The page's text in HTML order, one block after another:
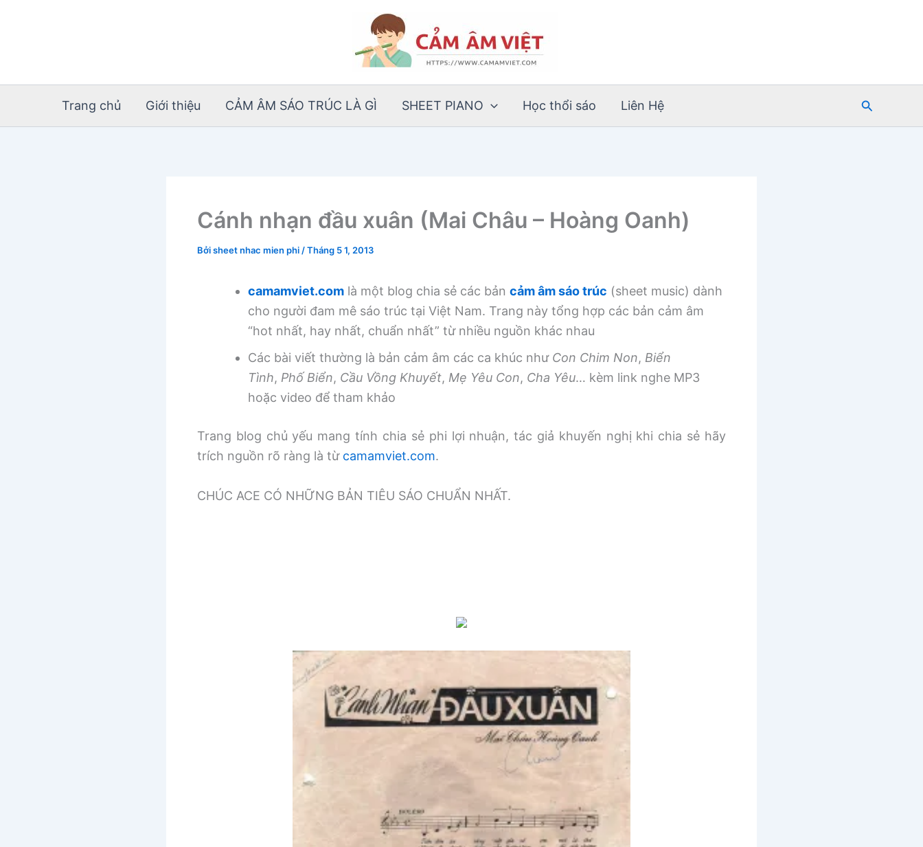
Trang chủ Giới thiệu CẢM ÂM SÁO TRÚC LÀ GÌ SHEET PIANO Học thổi sáo Liên Hệ
Tìm
Cánh nhạn đầu xuân (Mai Châu – Hoàng Oanh)
Bởisheet nhac mien phi /Tháng 5 1, 2013
camamviet.com là một blog chia sẻ các bản cảm âm sáo trúc (sheet music) dành
cho người đam mê sáo trúc tại Việt Nam. Trang này tổng hợp các bản cảm âm
“hot nhất, hay nhất, chuẩn nhất” từ nhiều nguồn khác nhau
Các bài viết thường là bản cảm âm các ca khúc như Con Chim Non, Biển
Tình, Phố Biển, Cầu Vồng Khuyết, Mẹ Yêu Con, Cha Yêu… kèm link nghe MP3
hoặc video để tham khảo
Trang blog chủ yếu mang tính chia sẻ phi lợi nhuận, tác giả khuyến nghị khi chia sẻ hãy
trích nguồn rõ ràng là từ camamviet.com.
CHÚC ACE CÓ NHỮNG BẢN TIÊU SÁO CHUẨN NHẤT.